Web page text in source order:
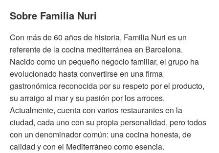
Sobre Familia Nuri
Con más de 60 años de historia, Familia Nuri es un
referente de la cocina mediterránea en Barcelona.
Nacido como un pequeño negocio familiar, el grupo ha
evolucionado hasta convertirse en una firma
gastronómica reconocida por su respeto por el producto,
su arraigo al mar y su pasión por los arroces.
Actualmente, cuenta con varios restaurantes en la
ciudad, cada uno con su propia personalidad, pero todos
con un denominador común: una cocina honesta, de
calidad y con el Mediterráneo como esencia.